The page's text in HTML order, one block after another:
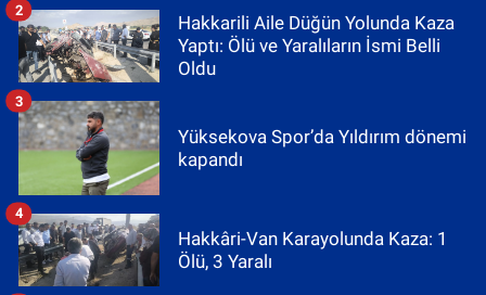
Hakkarili Aile Düğün Yolunda Kaza
Yaptı: Ölü ve Yaralıların İsmi Belli
Oldu
2
Yüksekova Spor’da Yıldırım dönemi
kapandı
3
Hakkâri-Van Karayolunda Kaza: 1
Ölü, 3 Yaralı
4